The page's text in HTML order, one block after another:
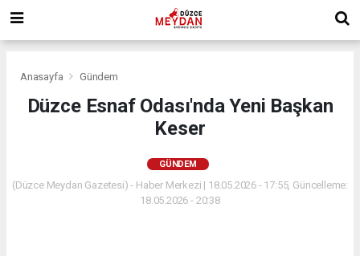
Anasayfa Gündem
Düzce Esnaf Odası'nda Yeni Başkan
Keser
GÜNDEM
(Düzce Meydan Gazetesi) - Haber Merkezi | 18.05.2026 - 17:55, Güncelleme:
18.05.2026 - 20:38